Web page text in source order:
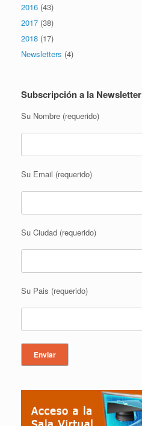
2016 (43)
2017 (38)
2018 (17)
Newsletters (4)
Subscripción a la Newsletter
Su Nombre (requerido)
Su Email (requerido)
Su Ciudad (requerido)
Su Pais (requerido)